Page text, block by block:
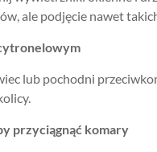
ale podjęcie nawet
lub pochodni
przyciągnąć komary